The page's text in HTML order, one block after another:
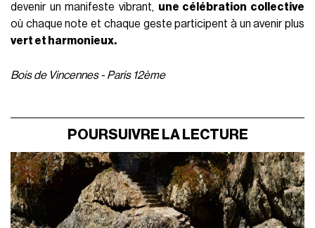
devenir un manifeste vibrant, une célébration collective
où chaque note et chaque geste participent à un avenir plus
vert et harmonieux.
Bois de Vincennes - Paris 12ème
POURSUIVRE LA LECTURE